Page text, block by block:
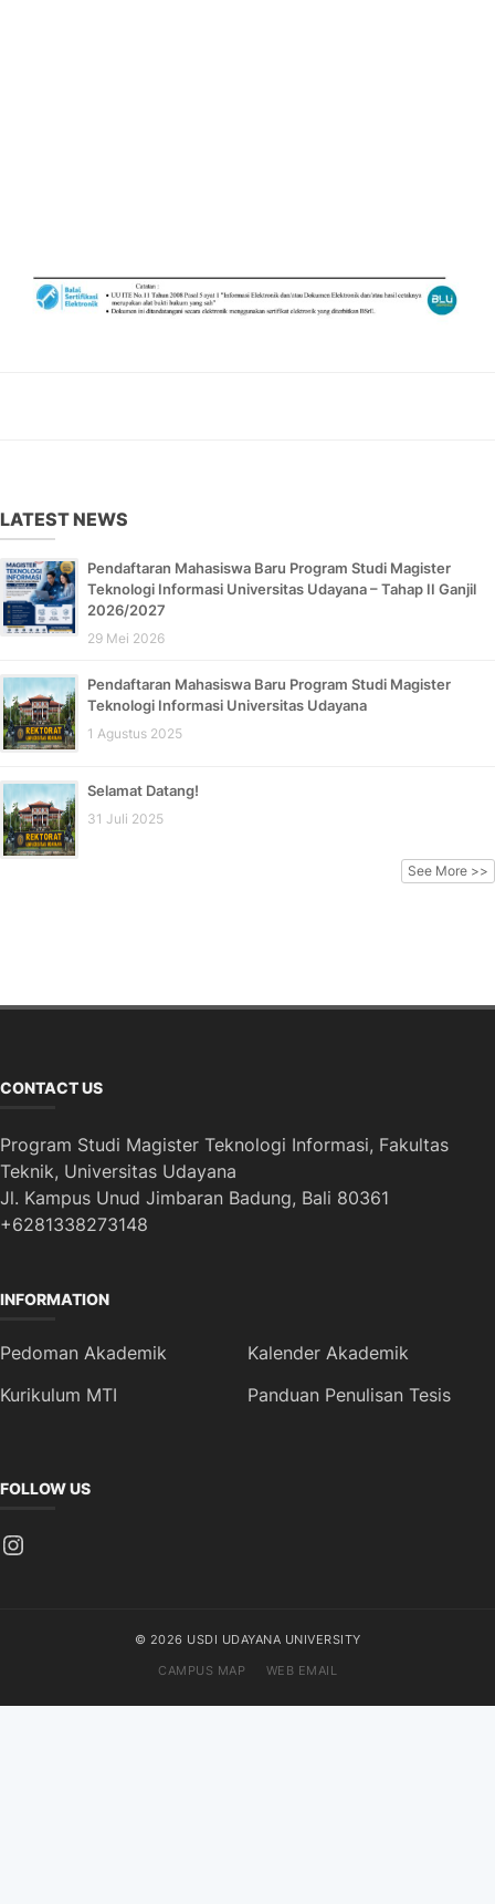
LATEST NEWS
Pendaftaran Mahasiswa Baru Program Studi Magister
Teknologi Informasi Universitas Udayana – Tahap II Ganjil
2026/2027
29 Mei 2026
Pendaftaran Mahasiswa Baru Program Studi Magister
Teknologi Informasi Universitas Udayana
1 Agustus 2025
Selamat Datang!
31 Juli 2025
See More >>
CONTACT US
Program Studi Magister Teknologi Informasi, Fakultas
Teknik, Universitas Udayana
Jl. Kampus Unud Jimbaran Badung, Bali 80361
+6281338273148
INFORMATION
Pedoman Akademik
Kalender Akademik
Kurikulum MTI
Panduan Penulisan Tesis
FOLLOW US
Instagram
© 2026 USDI UDAYANA UNIVERSITY
CAMPUS MAP
WEB EMAIL